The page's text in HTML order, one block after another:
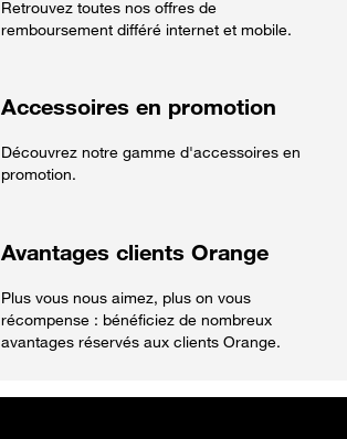
Retrouvez toutes nos offres de
remboursement différé internet et mobile.
Accessoires en promotion
Découvrez notre gamme d'accessoires en
promotion.
Avantages clients Orange
Plus vous nous aimez, plus on vous
récompense : bénéficiez de nombreux
avantages réservés aux clients Orange.